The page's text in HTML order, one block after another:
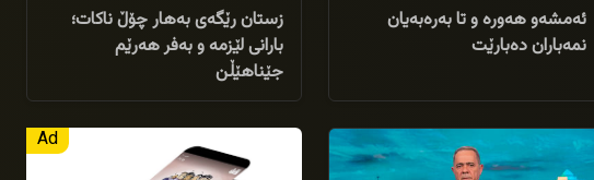
ئه‌مشه‌و هه‌وره‌ و تا به‌ره‌به‌یان
نمه‌باران ده‌بارێت
دەیانگرێتەوە
زستان رێگەی بەهار چۆڵ ناکات؛
بارانی لێزمە و بەفر هەرێم
جێناهێڵن